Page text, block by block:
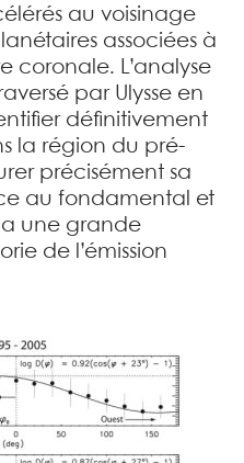
au voisinage
associées à
coronale. L’analyse
par Ulysse en
définitivement
la région du pré-
précisément sa
au fondamental et
une grande
de l’émission